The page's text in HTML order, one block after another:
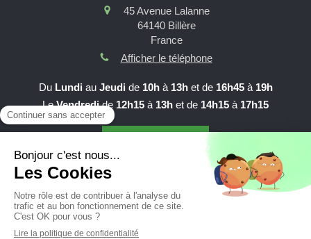
45 Avenue Lalanne
64140 Billère
France
Afficher le téléphone
Du Lundi au Jeudi de 10hà 13het de 16h45à 19h
LeVendredide 12h15 à 13h et de 14h15 à 17h15
Création et référencement du site par Simplébo